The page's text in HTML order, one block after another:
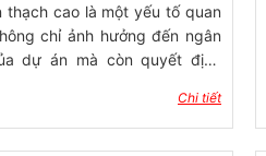
thạch cao là một yếu tố quan
chỉ ảnh hưởng đến ngân
dự án mà còn quyết định
hiểu rõ giá trần thạch cao
nhà đầu tư và kiến trúc sư
Chi tiết